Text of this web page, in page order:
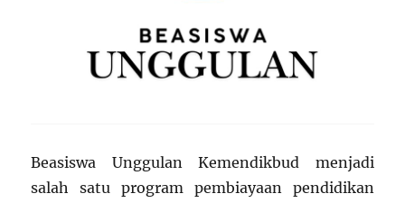
Beasiswa Unggulan Kemendikbud menjadi
salah satu program pembiayaan pendidikan